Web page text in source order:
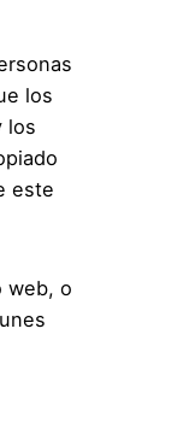
los
los
este
web, o